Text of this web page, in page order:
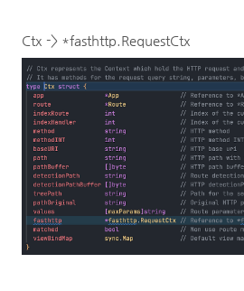
Ctx -> *fasthttp.RequestCtx